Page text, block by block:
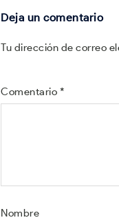
Deja un comentario
Tu dirección de correo
Comentario *
Nombre